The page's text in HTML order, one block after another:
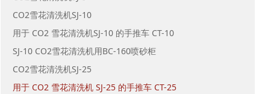
CO2雪花清洗机SJ-10
用于 CO2 雪花清洗机SJ-10 的手推车 CT-10
SJ-10 CO2雪花清洗机用BC-160喷砂柜
CO2雪花清洗机SJ-25
用于 CO2 雪花清洗机 SJ-25 的手推车 CT-25